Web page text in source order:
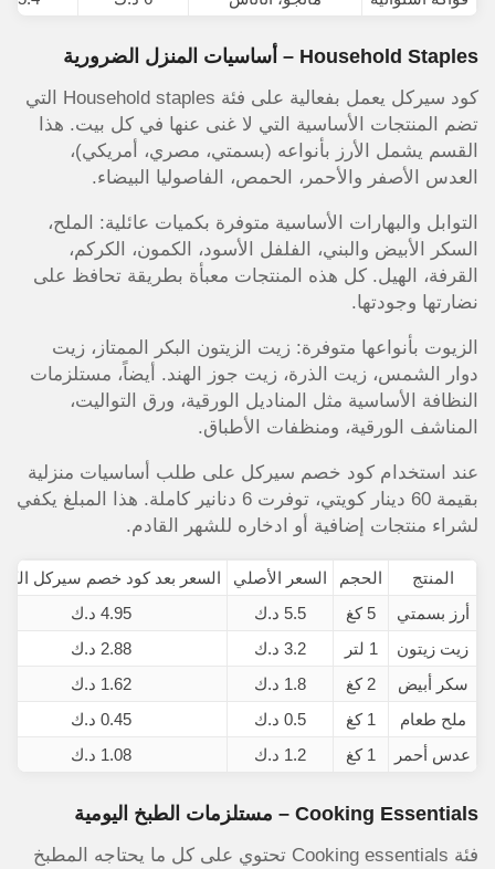
Household Staples – أساسيات المنزل الضرورية
كود سيركل يعمل بفعالية على فئة Household staples التي
تضم المنتجات الأساسية التي لا غنى عنها في كل بيت. هذا
القسم يشمل الأرز بأنواعه (بسمتي، مصري، أمريكي)،
العدس الأصفر والأحمر، الحمص، الفاصوليا البيضاء.
التوابل والبهارات الأساسية متوفرة بكميات عائلية: الملح،
السكر الأبيض والبني، الفلفل الأسود، الكمون، الكركم،
القرفة، الهيل. كل هذه المنتجات معبأة بطريقة تحافظ على
نضارتها وجودتها.
الزيوت بأنواعها متوفرة: زيت الزيتون البكر الممتاز، زيت
دوار الشمس، زيت الذرة، زيت جوز الهند. أيضاً، مستلزمات
النظافة الأساسية مثل المناديل الورقية، ورق التواليت،
المناشف الورقية، ومنظفات الأطباق.
عند استخدام كود خصم سيركل على طلب أساسيات منزلية
بقيمة 60 دينار كويتي، توفرت 6 دنانير كاملة. هذا المبلغ يكفي
لشراء منتجات إضافية أو ادخاره للشهر القادم.
المنتج الحجم السعر الأصلي
السعر بعد كود خصم سيركل
أرز بسمتي
5 كغ 5.5 د.ك
4.95 د.ك
زيت زيتون
1 لتر 3.2 د.ك
2.88 د.ك
سكر أبيض
2 كغ 1.8 د.ك
1.62 د.ك
ملح طعام
1 كغ 0.5 د.ك
0.45 د.ك
عدس أحمر
1 كغ 1.2 د.ك 1.08 د.ك
Cooking Essentials – مستلزمات الطبخ اليومية
فئة Cooking essentials تحتوي على كل ما يحتاجه المطبخ